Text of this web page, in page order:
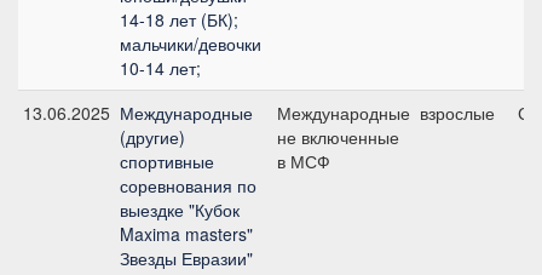
14-18 лет (БК);
мальчики/девочки
10-14 лет;
13.06.2025 Международные
(другие)
спортивные
соревнования по
выездке "Кубок
Maxima masters"
Звезды Евразии"
Международные
не включенные
в МСФ
взрослые